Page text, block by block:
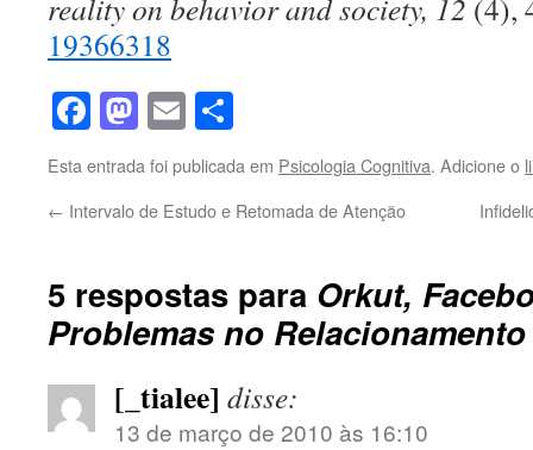
reality on behavior and society, 12 (4),
19366318
Facebook
Mastodon
Email
Esta entrada foi publicada em Psicologia Cognitiva. Adicione o
← Intervalo de Estudo e Retomada de Atenção
5 respostas para Orkut,
Problemas no Relacionamento
[_tialee] disse:
13 de março de 2010 às 16:10